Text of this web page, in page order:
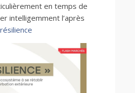
en temps de
intelligemment l’après
résilience